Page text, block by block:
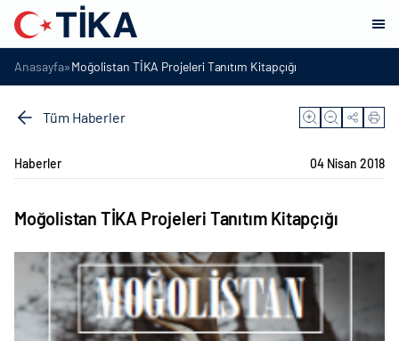
Anasayfa»Moğolistan TİKA Projeleri Tanıtım Kitapçığı
Tüm Haberler
Haberler 04 Nisan 2018
Moğolistan TİKA Projeleri Tanıtım Kitapçığı